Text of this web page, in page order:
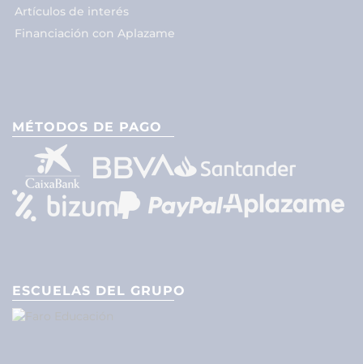
Artículos de interés
Financiación con Aplazame
MÉTODOS DE PAGO
ESCUELAS DEL GRUPO